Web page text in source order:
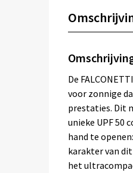
De
voor zonnige
prestaties. Dit
unieke UPF 50
hand te
karakter van
het